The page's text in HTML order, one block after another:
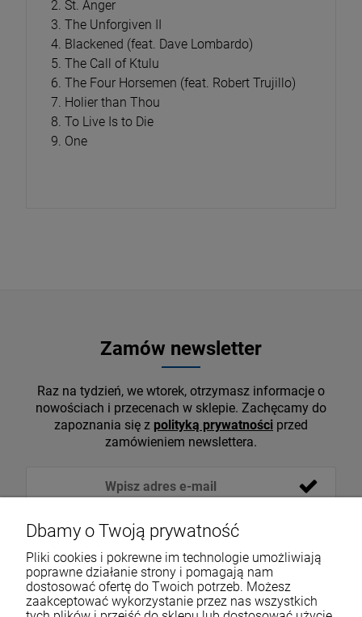
2. St. Anger
3. The Unforgiven II
4. Blackened (feat. Dave Lombardo)
5. The Call of Ktulu
6. The Four Horsemen (feat. Robert Trujillo)
7. Holier than Thou
8. To Live Is to Die
9. One
Zamów newsletter
Raz na tydzień, we wtorek, otrzymasz informacje o
nowościach i przecenach w sklepie. Zachęcamy do
zapoznania się z polityką prywatności przed
zamówieniem newslettera.
Dbamy o Twoją prywatność
Pliki cookies i pokrewne im technologie umożliwiają
poprawne działanie strony i pomagają nam
dostosować ofertę do Twoich potrzeb. Możesz
zaakceptować wykorzystanie przez nas wszystkich